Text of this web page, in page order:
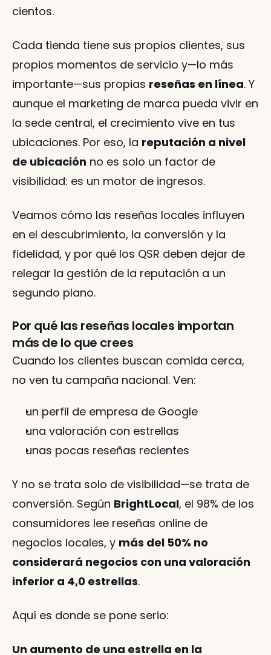
cientos.
Cada tienda tiene sus propios clientes, sus
propios momentos de servicio y—lo más
importante—sus propias reseñas en línea. Y
aunque el marketing de marca pueda vivir en
la sede central, el crecimiento vive en tus
ubicaciones. Por eso, la reputación a nivel
de ubicación no es solo un factor de
visibilidad: es un motor de ingresos.
Veamos cómo las reseñas locales influyen
en el descubrimiento, la conversión y la
fidelidad, y por qué los QSR deben dejar de
relegar la gestión de la reputación a un
segundo plano.
Por qué las reseñas locales importan
más de lo que crees
Cuando los clientes buscan comida cerca,
no ven tu campaña nacional. Ven:
un perfil de empresa de Google
una valoración con estrellas
unas pocas reseñas recientes
Y no se trata solo de visibilidad—se trata de
conversión. Según BrightLocal, el 98% de los
consumidores lee reseñas online de
negocios locales, y más del 50% no
considerará negocios con una valoración
inferior a 4,0 estrellas.
Aquí es donde se pone serio:
Un aumento de una estrella en la